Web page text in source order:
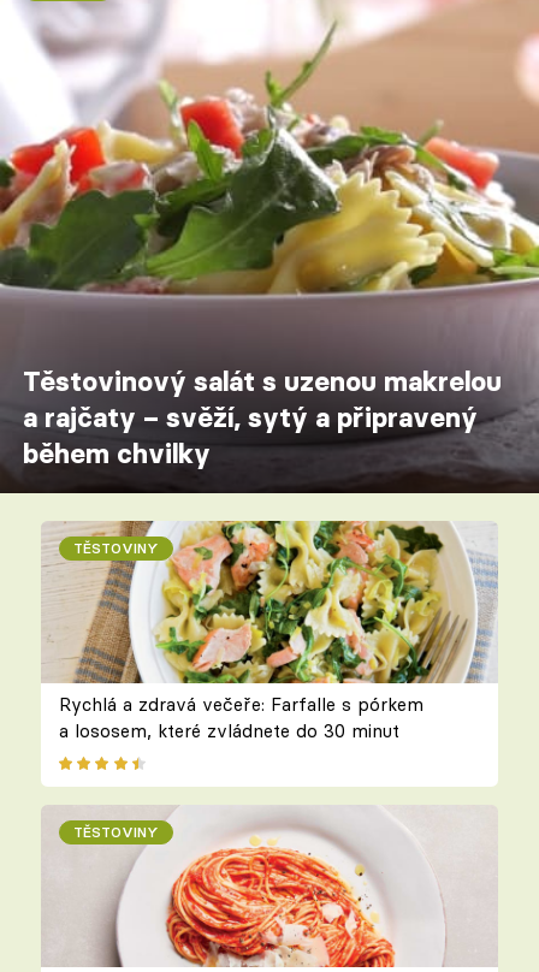
Těstovinový salát s uzenou makrelou
a rajčaty – svěží, sytý a připravený
během chvilky
TĚSTOVINY
Rychlá a zdravá večeře: Farfalle s pórkem
a lososem, které zvládnete do 30 minut
TĚSTOVINY